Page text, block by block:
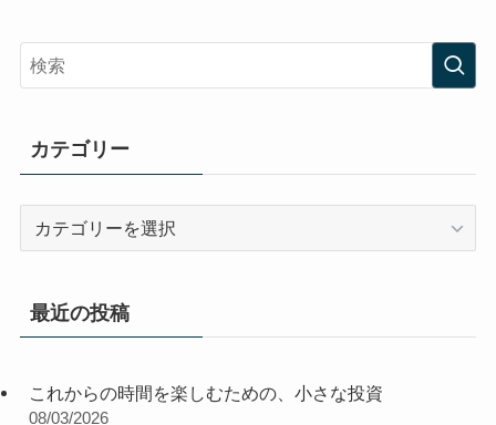
カテゴリー
リ
最近の投稿
これからの時間を楽しむための、小さな投資
08/03/2026